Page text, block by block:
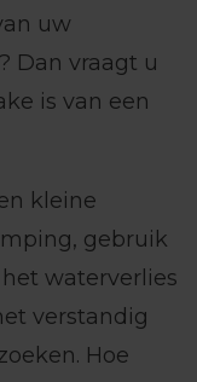
uw
Dan vraagt u
is van een
kleine
gebruik
waterverlies
verstandig
Hoe